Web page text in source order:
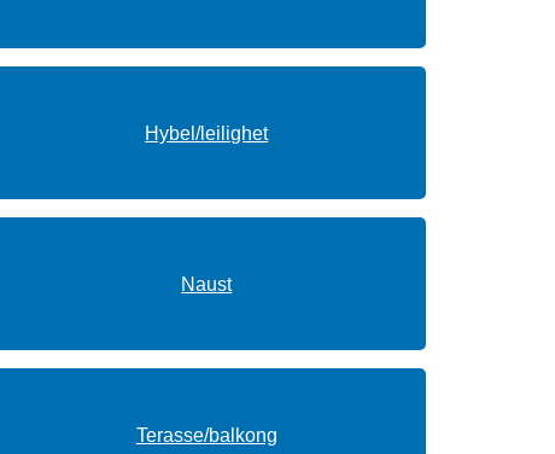
Hybel/leilighet
Naust
Terasse/balkong